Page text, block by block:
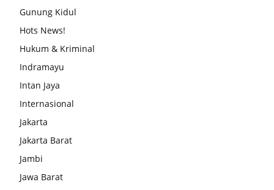
Gunung Kidul
Hots News!
Hukum & Kriminal
Indramayu
Intan Jaya
Internasional
Jakarta
Jakarta Barat
Jambi
Jawa Barat